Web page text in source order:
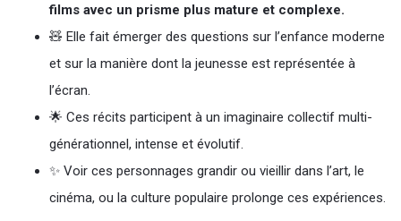
films avec un prisme plus mature et complexe.
🧸 Elle fait émerger des questions sur l’enfance moderne
et sur la manière dont la jeunesse est représentée à
l’écran.
🌟 Ces récits participent à un imaginaire collectif multi-
générationnel, intense et évolutif.
✨ Voir ces personnages grandir ou vieillir dans l’art, le
cinéma, ou la culture populaire prolonge ces expériences.